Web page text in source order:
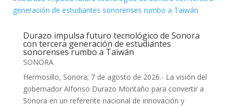
Durazo impulsa futuro tecnológico de Sonora
con tercera generación de estudiantes
sonorenses rumbo a Taiwán
SONORA
Hermosillo, Sonora; 7 de agosto de 2026.- La visión del
gobernador Alfonso Durazo Montaño para convertir a
Sonora en un referente nacional de innovación y